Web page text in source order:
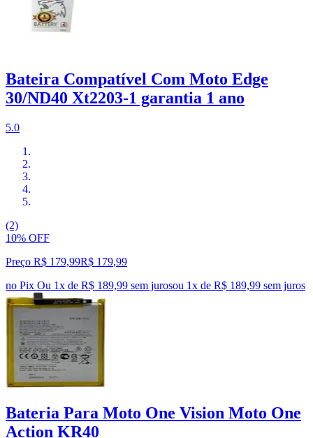
Bateira Compatível Com Moto Edge
30/ND40 Xt2203-1 garantia 1 ano
5.0
(2)
10% OFF
Preço R$ 179,99R$ 179,99
no Pix Ou 1x de R$ 189,99 sem jurosou 1x de R$ 189,99 sem juros
Bateria Para Moto One Vision Moto One
Action KR40